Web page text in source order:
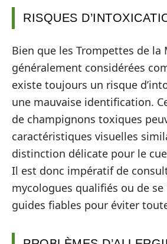
RISQUES
Bien que les Trompettes de la
généralement considérées
existe toujours un risque
une mauvaise identification.
de champignons toxiques
caractéristiques visuelles
distinction délicate pour le
Il est donc impératif de
mycologues qualifiés ou de se
guides fiables pour éviter